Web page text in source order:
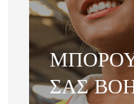
ΣΑΣ